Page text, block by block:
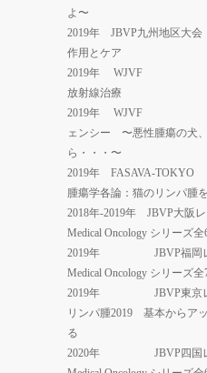
よ〜
2019年 JBVP九州地
作用とケア
2019年 WJVF 肥満
放射線治療
2019年 WJVF オン
ェンシー 〜悪性腫瘍の犬
ら・・・〜
2019年 FASAVA-
腫瘍学各論：猫のリンパ
2018年-2019年 JBVP大阪
Medical Oncology シリーズ全
2019年 JBVP福岡レ
Medical Oncology シリーズ全
2019年 JBVP東京レ
リンパ腫2019 基本からア
る
2020年 JBVP四国レ